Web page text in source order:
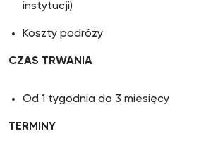
instytucji)
Koszty podróży
CZAS TRWANIA
Od 1 tygodnia do 3 miesięcy
TERMINY